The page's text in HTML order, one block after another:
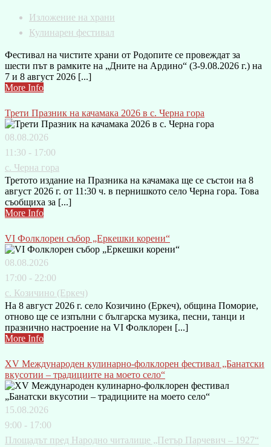
Изложение на храни
Кулинарен фестивал
Фестивал на чистите храни от Родопите се провеждат за
шести път в рамките на „Дните на Ардино“ (3-9.08.2026 г.) на
7 и 8 август 2026 [...]
More Info
Трети Празник на качамака 2026 в с. Черна гора
08.08.2026
11:30 - 17:00
с. Черна гора
Третото издание на Празника на качамака ще се състои на 8
август 2026 г. от 11:30 ч. в пернишкото село Черна гора. Това
съобщиха за [...]
More Info
VI Фолклорен събор „Еркешки корени“
08.08.2026
17:00 - 22:00
с. Козичино (Еркеч)
На 8 август 2026 г. село Козичино (Еркеч), община Поморие,
отново ще се изпълни с българска музика, песни, танци и
празнично настроение на VI Фолклорен [...]
More Info
XV Международен кулинарно-фолклорен фестивал „Банатски
вкусотии – традициите на моето село“
15.08.2026
9:00 - 17:00
Площадът пред Народно читалище „Петър Парчевич – 1927“